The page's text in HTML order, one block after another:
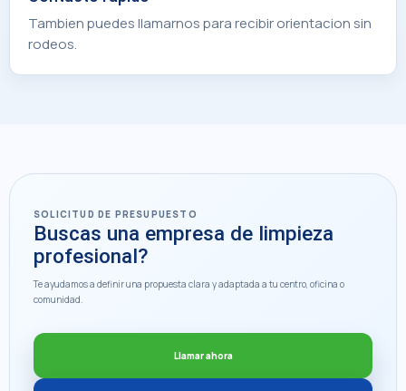
Tambien puedes llamarnos para recibir orientacion sin
rodeos.
SOLICITUD DE PRESUPUESTO
Buscas una empresa de limpieza
profesional?
Te ayudamos a definir una propuesta clara y adaptada a tu centro, oficina o
comunidad.
Llamar ahora